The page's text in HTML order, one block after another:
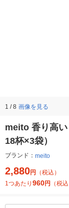
1 / 8 画像を見る
meito 香り高い
18杯×3袋）
ブランド： meito
2,880円
（税込）
1つあたり 960円 （税込